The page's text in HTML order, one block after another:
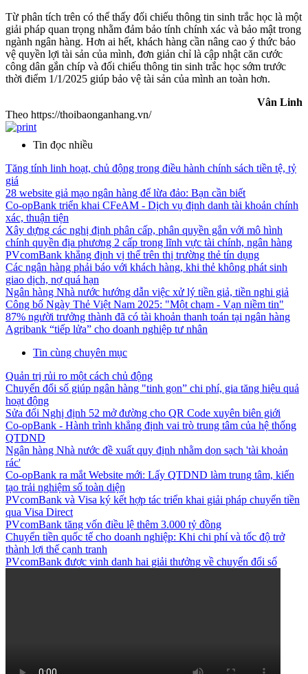
Từ phân tích trên có thể thấy đối chiếu thông tin sinh trắc học là một
giải pháp quan trọng nhằm đảm bảo tính chính xác và bảo mật trong
ngành ngân hàng. Hơn ai hết, khách hàng cần nâng cao ý thức bảo
vệ quyền lợi tài sản của mình, đơn giản chỉ là cập nhật căn cước
công dân gắn chíp và đối chiếu thông tin sinh trắc học sớm trước
thời điểm 1/1/2025 giúp bảo vệ tài sản của mình an toàn hơn.
Vân Linh
Theo https://thoibaonganhang.vn/
Tin đọc nhiều
Tăng tính linh hoạt, chủ động trong điều hành chính sách tiền tệ, tỷ
giá
28 website giả mạo ngân hàng để lừa đảo: Bạn cần biết
Co-opBank triển khai CFeAM - Dịch vụ định danh tài khoản chính
xác, thuận tiện
Xây dựng các nghị định phân cấp, phân quyền gắn với mô hình
chính quyền địa phương 2 cấp trong lĩnh vực tài chính, ngân hàng
PVcomBank khẳng định vị thế trên thị trường thẻ tín dụng
Các ngân hàng phải báo với khách hàng, khi thẻ không phát sinh
giao dịch, nợ quá hạn
Ngân hàng Nhà nước hướng dẫn việc xử lý tiền giả, tiền nghi giả
Công bố Ngày Thẻ Việt Nam 2025: "Một chạm - Vạn niềm tin"
87% người trưởng thành đã có tài khoản thanh toán tại ngân hàng
Agribank “tiếp lửa” cho doanh nghiệp tư nhân
Tin cùng chuyên mục
Quản trị rủi ro một cách chủ động
Chuyển đổi số giúp ngân hàng "tinh gọn” chi phí, gia tăng hiệu quả
hoạt động
Sửa đổi Nghị định 52 mở đường cho QR Code xuyên biên giới
Co-opBank - Hành trình khẳng định vai trò trung tâm của hệ thống
QTDND
Ngân hàng Nhà nước đề xuất quy định nhằm dọn sạch 'tài khoản
rác'
Co-opBank ra mắt Website mới: Lấy QTDND làm trung tâm, kiến
tạo trải nghiệm số toàn diện
PVcomBank và Visa ký kết hợp tác triển khai giải pháp chuyển tiền
qua Visa Direct
PVcomBank tăng vốn điều lệ thêm 3.000 tỷ đồng
Chuyển tiền quốc tế cho doanh nghiệp: Khi chi phí và tốc độ trở
thành lợi thế cạnh tranh
PVcomBank được vinh danh hai giải thưởng về chuyển đổi số